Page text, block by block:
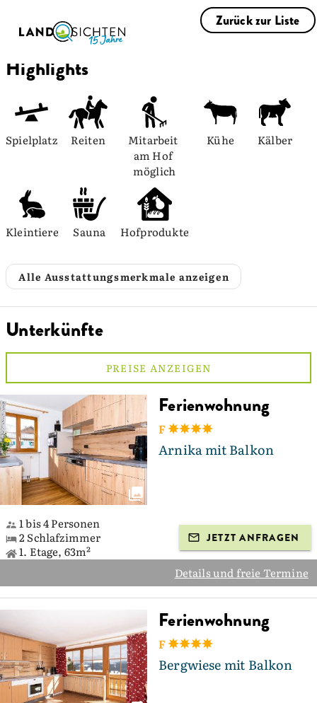
Zurück zur Liste
Highlights
Spielplatz Reiten
Mitarbeit
am Hof
möglich
Kühe Kälber
Kleintiere Sauna Hofprodukte
Alle Ausstattungsmerkmale anzeigen
Unterkünfte
PREISE ANZEIGEN
Ferienwohnung
F
Arnika mit Balkon
1 bis 4 Personen
2 Schlafzimmer
1. Etage, 63m²
JETZT ANFRAGEN
Details und freie Termine
Ferienwohnung
F
Bergwiese mit Balkon